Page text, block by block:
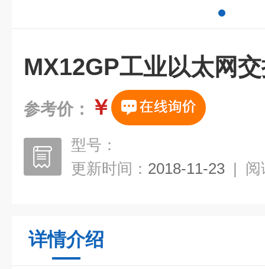
MX12GP工业以太网
参考价： ￥
型号：
更新时间： 2018-11-23 | 阅
详情介绍